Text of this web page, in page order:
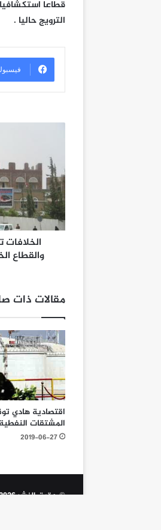
الترويج حاليا .
والقطاع
مقالات ذات
اقتصادية هادي
المشتقات النفطية
2019-06-27
© حقوق النشر 2026، جميع الحقوق محفوظة |